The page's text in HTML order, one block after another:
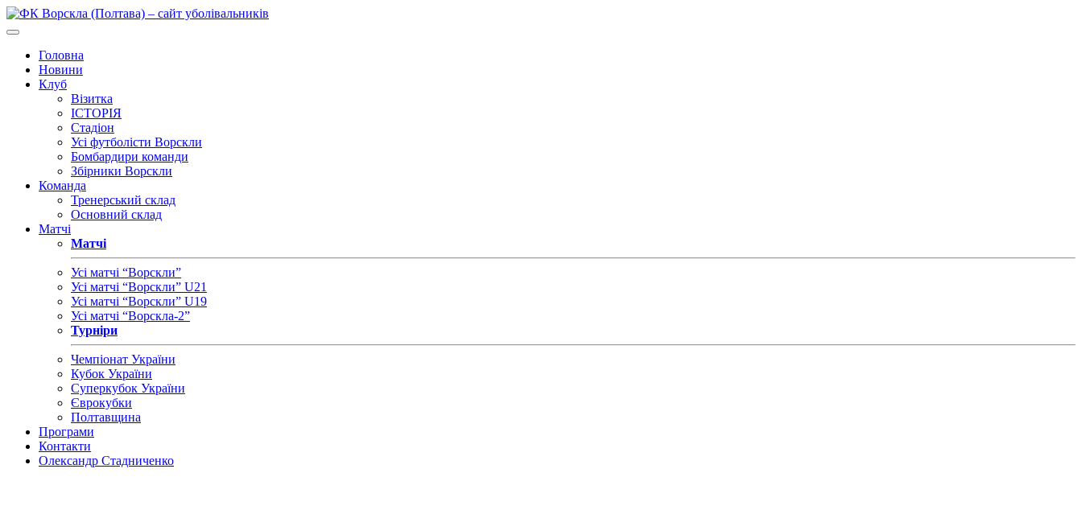
Головна
Новини
Клуб
Візитка
ІСТОРІЯ
Стадіон
Усі футболісти Ворскли
Бомбардири команди
Збірники Ворскли
Команда
Тренерський склад
Основний склад
Матчі
Матчі
Усі матчі “Ворскли”
Усі матчі “Ворскли” U21
Усі матчі “Ворскли” U19
Усі матчі “Ворскла-2”
Турніри
Чемпіонат України
Кубок України
Суперкубок України
Єврокубки
Полтавщина
Програми
Контакти
Олександр Стадниченко